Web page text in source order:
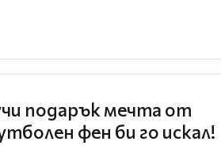
подарък мечта от
фен би го искал!